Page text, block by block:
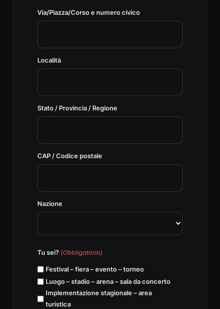
Via/Piazza/Corso e numero civico
Località
Stato / Provincia / Regione
CAP / Codice postale
Nazione
Tu sei? (Obbligatorio)
Festival – fiera – evento – torneo
Luogo – stadio – arena – sala da concerto
Implementazione stagionale – area
turistica